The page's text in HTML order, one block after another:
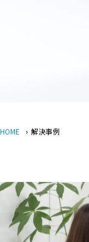
HOME › 解決事例